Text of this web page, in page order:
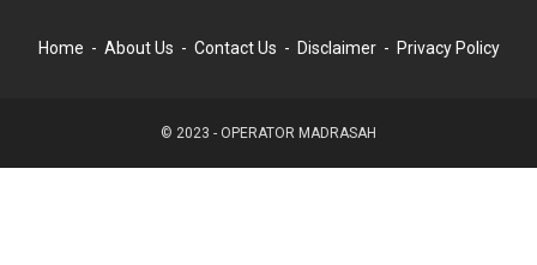
Home About Us Contact Us Disclaimer Privacy Policy
© 2023 - OPERATOR MADRASAH